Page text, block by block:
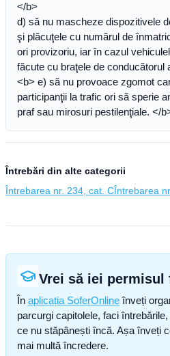
</b>
d) să nu mascheze dispozitivele
şi plăcuţele cu numărul de
ori provizoriu, iar în cazul
făcute cu braţele de conducătorul
<b> e) să nu provoace zgomot
participanţii la trafic ori să sperie
praf sau mirosuri pestilenţiale. </
Întrebări din alte categorii
Întrebarea nr. 234, cat. CÎntrebarea
Vrei să iei permisul
În aplicația SoferOnline înveți
parcurgi capitolele, faci
ce nu stăpânești încă. Așa înveți
mai multă încredere.